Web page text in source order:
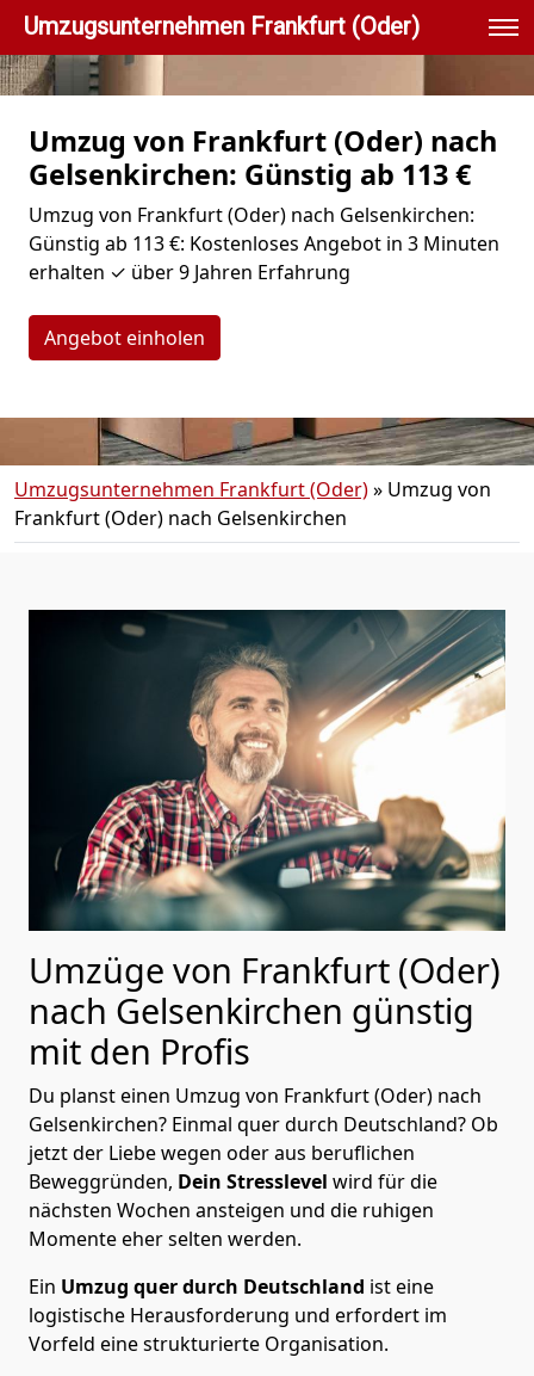
Umzugsunternehmen Frankfurt (Oder)
Umzug von Frankfurt (Oder) nach
Gelsenkirchen: Günstig ab 113 €
Umzug von Frankfurt (Oder) nach Gelsenkirchen:
Günstig ab 113 €: Kostenloses Angebot in 3 Minuten
erhalten ✓ über 9 Jahren Erfahrung
Angebot einholen
Umzugsunternehmen Frankfurt (Oder)» Umzug von
Frankfurt (Oder) nach Gelsenkirchen
Umzüge von Frankfurt (Oder)
nach Gelsenkirchen günstig
mit den Profis
Du planst einen Umzug von Frankfurt (Oder) nach
Gelsenkirchen? Einmal quer durch Deutschland? Ob
jetzt der Liebe wegen oder aus beruflichen
Beweggründen, Dein Stresslevel wird für die
nächsten Wochen ansteigen und die ruhigen
Momente eher selten werden.
Ein Umzug quer durch Deutschland ist eine
logistische Herausforderung und erfordert im
Vorfeld eine strukturierte Organisation.